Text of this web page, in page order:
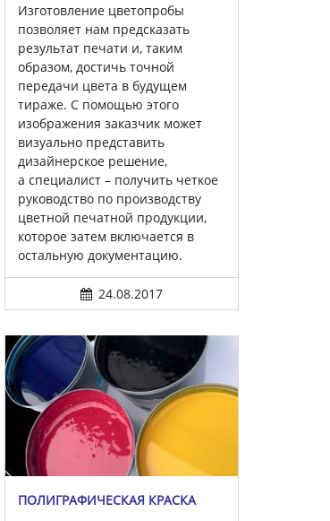
Изготовление цветопробы
позволяет нам предсказать
результат печати и, таким
образом, достичь точной
передачи цвета в будущем
тираже. С помощью этого
изображения заказчик может
визуально представить
дизайнерское решение,
а специалист – получить четкое
руководство по производству
цветной печатной продукции,
которое затем включается в
остальную документацию.
24.08.2017
ПОЛИГРАФИЧЕСКАЯ КРАСКА